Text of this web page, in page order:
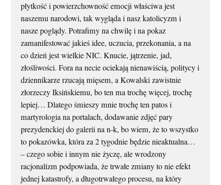
płytkość i powierzchowność emocji właściwa jest
naszemu narodowi, tak wygląda i nasz katolicyzm i
nasze poglądy. Potrafimy na chwilę i na pokaz
zamanifestować jakieś idee, uczucia, przekonania, a na
co dzień jest wielkie NIC. Knucie, jątrzenie, jad,
złośliwości. Fora na necie ociekają nienawiścią, politycy i
dziennikarze rzucają mięsem, a Kowalski zawistnie
złorzeczy Iksińskiemu, bo ten ma trochę więcej, trochę
lepiej… Dlatego śmieszy mnie trochę ten patos i
martyrologia na portalach, dodawanie zdjęć pary
prezydenckiej do galerii na n-k, bo wiem, że to wszystko
to pokazówka, która za 2 tygodnie będzie nieaktualna…
– czego sobie i innym nie życzę, ale wrodzony
racjonalizm podpowiada, że trwałe zmiany to nie efekt
jednej katastrofy, a długotrwałego procesu, na który